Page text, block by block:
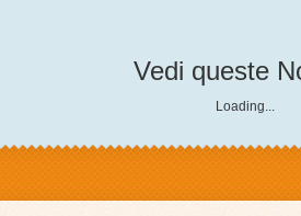
Vedi queste
Loading...